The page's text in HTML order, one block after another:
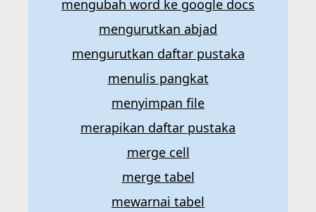
mengubah word ke google docs
mengurutkan abjad
mengurutkan daftar pustaka
menulis pangkat
menyimpan file
merapikan daftar pustaka
merge cell
merge tabel
mewarnai tabel